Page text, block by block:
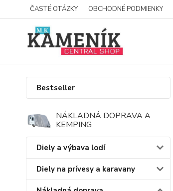
ČASTÉ OTÁZKY OBCHODNÉ PODMIENKY
Bestseller
NÁKLADNÁ DOPRAVA A
KEMPING
Diely a výbava lodí
Diely na prívesy a karavany